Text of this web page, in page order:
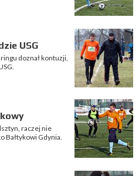
USG
doznał kontuzji,
raczej nie
Bałtykowi Gdynia.